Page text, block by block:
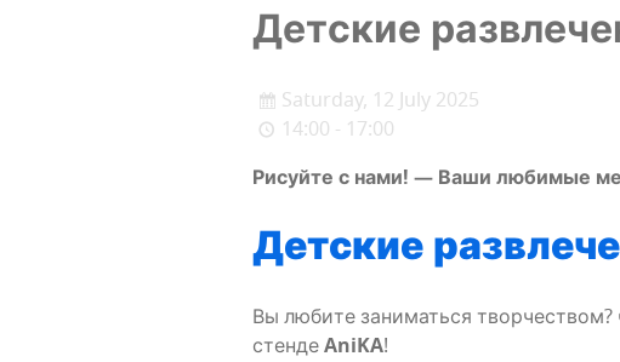
Дет­ские
Saturday, 12 July 2025
14:00 - 17:00
Рисуй­те с нами! — Ваши люби­мые
Дет­ские
Вы люби­те зани­мать­ся
стен­деAniKA!